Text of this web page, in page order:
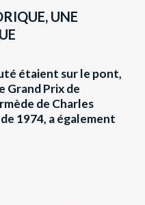
UNE
étaient sur le pont,
Grand Prix de
de Charles
1974, a également